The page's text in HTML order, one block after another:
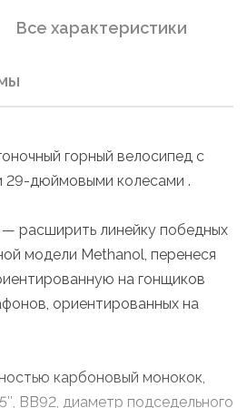
Все характеристики
горный велосипед с
дюймовыми колесами .
расширить линейку победных
модели Methanol, перенеся
на гонщиков
ориентированных на
карбоновый монокок,
BB92, диаметр подседельного